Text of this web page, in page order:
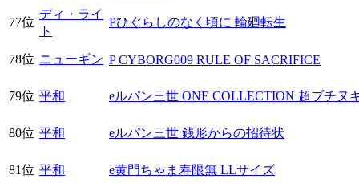
77位
ディ・ライ
ト
Pひぐらしのなく頃に 輪廻転生
78位 ニューギン P CYBORG009 RULE OF SACRIFICE
79位 平和 eルパン三世 ONE COLLECTION 超ブチヌ
80位 平和 eルパン三世 銭形からの招待状
81位 平和 e黄門ちゃま寿限無 LLサイズ